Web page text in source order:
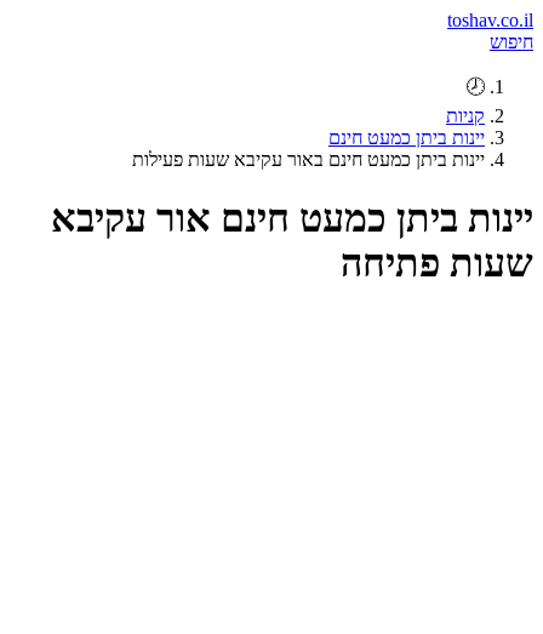
toshav.co.il
חיפוש
🕗
קניות
יינות ביתן כמעט חינם
יינות ביתן כמעט חינם באור עקיבא שעות פעילות
יינות ביתן כמעט חינם אור עקיבא
שעות פתיחה